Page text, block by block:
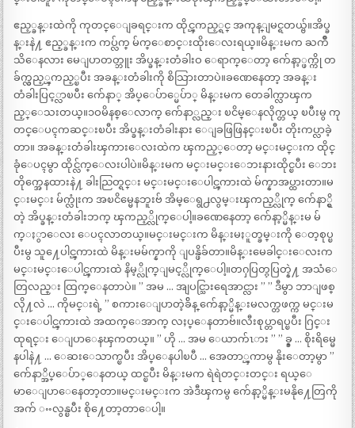
ဧည့္ခန္းထဲကို ကုတင္ေျခရင္းက ထိုင္ၾကည့္ရင္ အကုန္ျမင္ရတယ္ဗ်။အိပ္ခ
န္းနဲ႔ ဧည့္ခန္းက ကပ္လ်က္ မ်က္ေစာင္းထိုးေလးရယ္။မိန္းမက ႀကိဳ
သိေနလား မေျပာတတ္ဘူး အိပ္ခန္းတံခါးဝ ေရာက္ေတာ့ က်ေနာ့္ဖက္ကို တ
ခ်က္လွည့္ၾကည့္ၿပီး အခန္းတံခါးကို စိသြားတာပဲ။ခဏေနေတာ့ အခန္း
တံခါးပြင့္လာၿပီး က်ေနာ္ အိပ္ေပ်ာ္မေပ်ာ္ မိန္းမက တေခါက္လာၾက
ည့္ေသးတယ္။၁ဝမိနစ္ေလာက္ က်ေနာ္လည္း ၿငိမ္ေနလိုက္တယ္ ၿပီးမွ ကု
တင္ေပၚကဆင္းၿပီး အိပ္ခန္းတံခါးနား ေျခဖြဖြနင္းၿပီး တိုးကပ္လာခဲ့
တာ။ အခန္းတံခါးၾကားေလးထဲက ၾကည့္ေတာ့ မင္းမင္းက ထိုင္
ခုံေပၚမွာ ထိုင္လ်က္ေလးပါပဲ။မိန္းမက မင္းမင္းေဘးနားထိုင္ၿပီး ေဘး
တိုက္အေနထားနဲ႔ ခါးညြတ္ရင္း မင္းမင္းေပါင္ၾကားထဲ မ်က္နာအပ္ထားတာ။မ
င္းမင္း မ်က္လုံးက အၿငိမ္မေနဘူးဗ် အိမ္ေရွ႕လွမ္းၾကည့္လိုက္ က်ေနာ္ရွိ
တဲ့ အိပ္ခန္းတံခါးဘက္ ၾကည့္လိုက္ေပါ့။ခဏေနေတာ့ က်ေနာ့္မိန္းမ မ်
က္ႏွာေလး ေပၚလာတယ္။မင္းမင္းက မိန္းမႏူတ္ခမ္းကို ေတ့စုပ္ၿ
ပီးမွ သူ႔ေပါင္ၾကားထဲ မိန္းမမ်က္နာကို ျပန္ဖိခ်တာ။မိန္းမေခါင္းေလးက
မင္းမင္းေပါင္ၾကားထဲ နိမ့္လိုက္ျမင့္လိုက္ေပါ့။တႁပြတ္ႁပြတ္နဲ႔ အသံေ
တြလည္း ထြက္ေနတာပဲ။ ” အမ … အျပင္သြားရေအာင္လား ” ” ဒီမွာ ဘာျဖစ္
လို႔လဲ … ကိုမင္းရဲ့ ” စကားေျပာတဲ့ခ်ိန္ က်ေနာ့္မိန္းမလက္တဖက္က မင္းမ
င္းေပါင္ၾကားထဲ အထက္ေအာက္ လႈပ္ေနတာဗ်။လီးစုပ္တာရပ္ၿပီး ဂြင္း
ထုရင္း ေျပာေနၾကတယ္။ ” ဟို … အမ ေယာက်ၤား ” ” ခ္ခ္ … စိုးရိမ္မေ
နပါနဲ႔ … ေဆးေသာက္ၿပီး အိပ္ေနပါၿပီ … အေတာ္ၾကာမွ နိုးေတာ့မွာ ”
က်ေနာ္အိပ္ေပ်ာ္ေနတယ္ ထင္ၿပီး မိန္းမက ရဲရဲတင္းတင္း ရယ္ေ
မာေျပာေနေတာ့တာ။မင္းမင္းက အဲဒီၾကမွ က်ေနာ့္မိန္းမနို႔ေတြကို
အက် ႌလွန္ၿပီး စို႔ေတာ့တာေပါ့။